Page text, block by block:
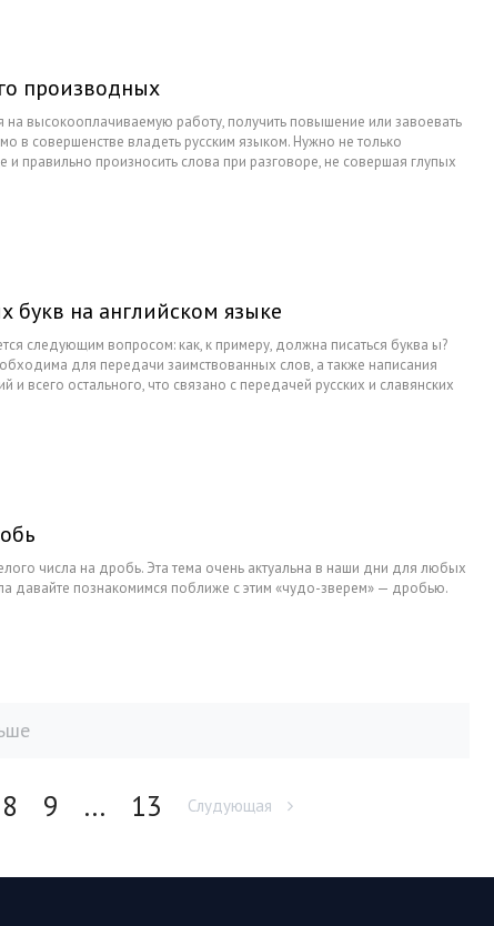
работ,
самой не
пружины при ее взаимодействии с различными
телами. Как правило, коэффициент жесткости
равняется силе сопротивления.
производных
на высокооплачиваемую работу, получить повышение или завоевать
в совершенстве владеть русским языком. Нужно не только
и правильно произносить слова при разговоре, не совершая глупых
букв на английском языке
следующим вопросом: как, к примеру, должна писаться буква ы?
для передачи заимствованных слов, а также написания
и всего остального, что связано с передачей русских и славянских
числа на дробь. Эта тема очень актуальна в наши дни для любых
давайте познакомимся поближе с этим «чудо-зверем» — дробью.
8 9 ... 13 Слудующая